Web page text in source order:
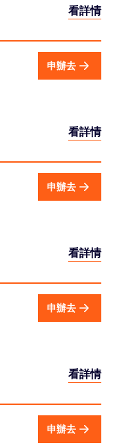
看詳情
申辦去
看詳情
申辦去
看詳情
申辦去
看詳情
申辦去